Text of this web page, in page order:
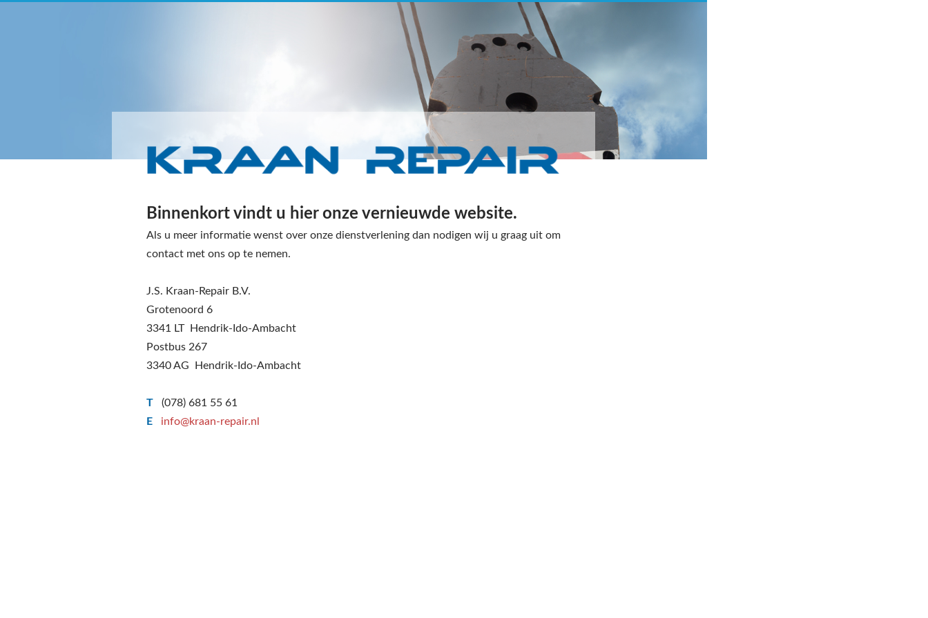
Binnenkort vindt u hier onze vernieuwde website.
Als u meer informatie wenst over onze dienstverlening dan nodigen wij u graag uit om
contact met ons op te nemen.
J.S. Kraan-Repair B.V.
Grotenoord 6
3341 LT Hendrik-Ido-Ambacht
Postbus 267
3340 AG Hendrik-Ido-Ambacht
T
(078) 681 55 61
E
info@kraan-repair.nl